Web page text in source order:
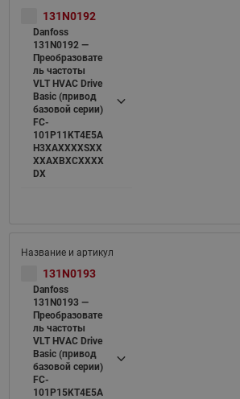
131N0192
Danfoss
131N0192 —
Преобразовате
ль частоты
VLT HVAC Drive
Basic (привод
базовой серии)
FC-
101P11KT4E5A
H3XAXXXXSXX
XXAXBXCXXXX
DX
131N0193
Danfoss
131N0193 —
Преобразовате
ль частоты
VLT HVAC Drive
Basic (привод
базовой серии)
FC-
101P15KT4E5A